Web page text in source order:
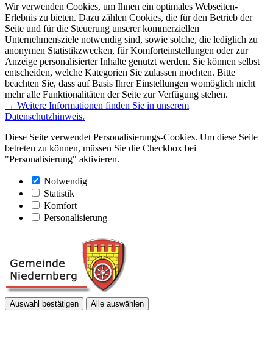
Wir verwenden Cookies, um Ihnen ein optimales Webseiten-
Erlebnis zu bieten. Dazu zählen Cookies, die für den Betrieb der
Seite und für die Steuerung unserer kommerziellen
Unternehmensziele notwendig sind, sowie solche, die lediglich zu
anonymen Statistikzwecken, für Komforteinstellungen oder zur
Anzeige personalisierter Inhalte genutzt werden. Sie können selbst
entscheiden, welche Kategorien Sie zulassen möchten. Bitte
beachten Sie, dass auf Basis Ihrer Einstellungen womöglich nicht
mehr alle Funktionalitäten der Seite zur Verfügung stehen.
→ Weitere Informationen finden Sie in unserem
Datenschutzhinweis.
Diese Seite verwendet Personalisierungs-Cookies. Um diese Seite
betreten zu können, müssen Sie die Checkbox bei
"Personalisierung" aktivieren.
Notwendig
Statistik
Komfort
Personalisierung
Auswahl bestätigen Alle auswählen